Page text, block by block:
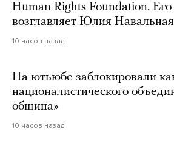
Human Rights Foundation. Его
возглавляет Юлия Навальная
10 часов назад
На ютьюбе заблокировали
националистического
община»
10 часов назад